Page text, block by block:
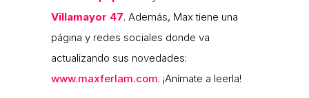
Villamayor 47. Además, Max tiene una
página y redes sociales donde va
actualizando sus novedades:
www.maxferlam.com. ¡Anímate a leerla!